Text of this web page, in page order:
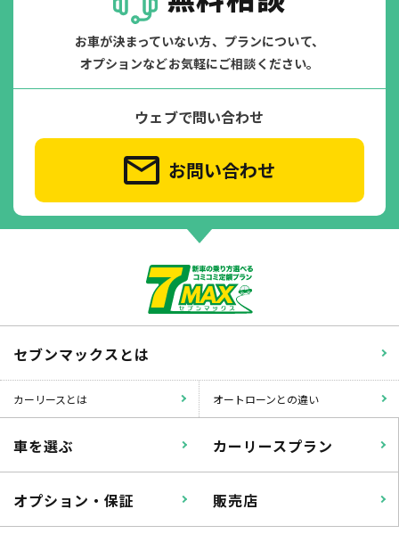
お車が決まっていない方、プランについて、
オプションなどお気軽にご相談ください。
ウェブで問い合わせ
お問い合わせ
セブンマックスとは
カーリースとは オートローンとの違い
車を選ぶ カーリースプラン
オプション・保証 販売店